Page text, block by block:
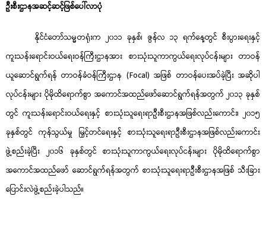
ဦးစီးဌာနအဆင့်ဆင့်ဖြစ်ပေါ်လာပုံ
နိုင်ငံတော်သမ္မတရုံးက ၂၀၁၁ ခုနှစ်၊ ဇွန်လ ၁၃ ရက်နေ့တွင် စီးပွားရေးနှင့်
ကူးသန်းရောင်းဝယ်ရေးဝန်ကြီးဌာနအား စားသုံးသူကာကွယ်‌ရေးလုပ်ငန်းများ တာဝန်
ယူဆောင်ရွက်ရန် တာဝန်ခံဝန်ကြီးဌာန (Focal) အဖြစ် တာဝန်ပေးအပ်ခဲ့ပြီး အဆိုပါ
လုပ်ငန်းများ ပိုမိုထိရောက်စွာ အကောင်အထည်ဖော်ဆောင်ရွက်ရန်အတွက် ၂၀၁၃ ခုနှစ်
တွင် ကူးသန်းရောင်းဝယ်ရေးနှင့် စားသုံးသူရေးရာဦးစီးဌာနအဖြစ်လည်းကောင်း၊ ၂၀၁၅
ခုနှစ်တွင် ကုန်သွယ်မှု မြှင့်တင်ရေးနှင့် စားသုံးသူရေးရာဦးစီးဌာနအဖြစ်လည်းကောင်း
ဖွဲ့စည်းခဲ့ပြီး ၂၀၁၆ ခုနှစ်တွင် စားသုံးသူကာကွယ်ရေးလုပ်ငန်းများ ပိုမိုထိရောက်စွာ
အကောင်အထည်ဖော် ဆောင်ရွက်ရန်အတွက် စားသုံးသူရေးရာဦးစီးဌာနအဖြစ် သီးခြား
ပြောင်းလဲဖွဲ့စည်းခဲ့ပါသည်။